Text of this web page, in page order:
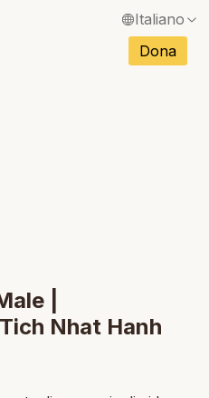
Italiano
Dona
|
Nhat Hanh